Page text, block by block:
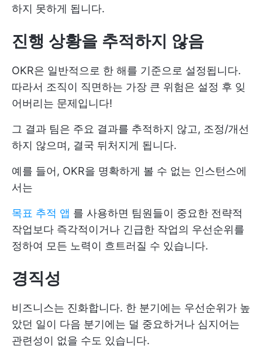
하지 못하게 됩니다.
진행 상황을 추적하지 않음
OKR은 일반적으로 한 해를 기준으로 설정됩니다.
따라서 조직이 직면하는 가장 큰 위험은 설정 후 잊
어버리는 문제입니다!
그 결과 팀은 주요 결과를 추적하지 않고, 조정/개선
하지 않으며, 결국 뒤처지게 됩니다.
예를 들어, OKR을 명확하게 볼 수 없는 인스턴스에
서는
목표 추적 앱 를 사용하면 팀원들이 중요한 전략적
작업보다 즉각적이거나 긴급한 작업의 우선순위를
정하여 모든 노력이 흐트러질 수 있습니다.
경직성
비즈니스는 진화합니다. 한 분기에는 우선순위가 높
았던 일이 다음 분기에는 덜 중요하거나 심지어는
관련성이 없을 수도 있습니다.